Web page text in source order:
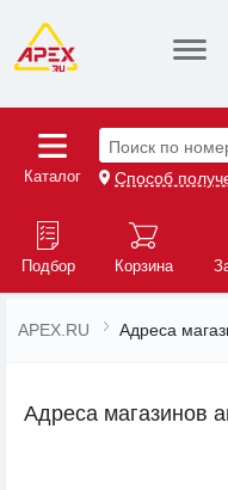
Каталог
Поиск по
Способ
Подбор Корзина
APEX.RU Адреса
Адреса магазинов